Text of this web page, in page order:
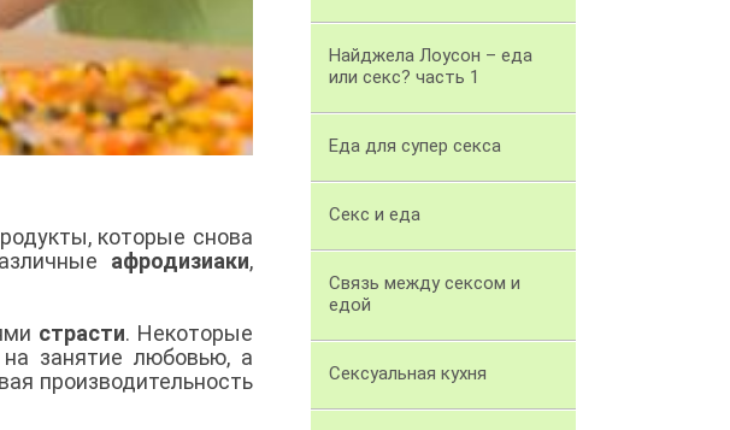
которые снова
афродизиаки,
страсти. Некоторые
занятие любовью, а
производительность
Найджела Лоусон – еда
или секс? часть 1
Еда для супер секса
Секс и еда
Связь между сексом и
едой
Сексуальная кухня